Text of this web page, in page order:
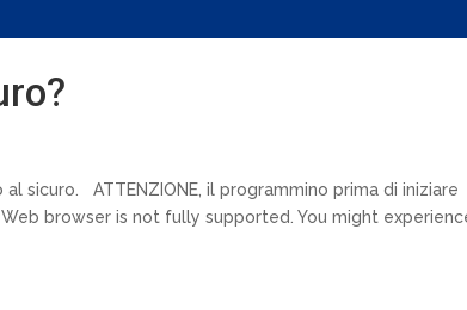
sicuro. ATTENZIONE, il programmino prima di iniziare
browser is not fully supported. You might